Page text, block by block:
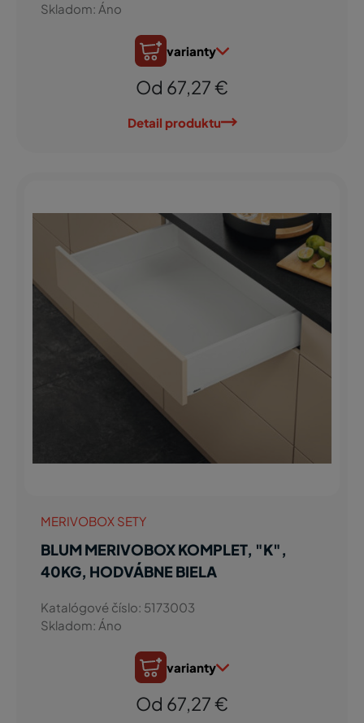
Skladom: Áno
varianty
Od 67,27 €
Detail produktu
MERIVOBOX SETY
BLUM MERIVOBOX KOMPLET, "K",
40KG, HODVÁBNE BIELA
Katalógové číslo: 5173003
Skladom: Áno
varianty
Od 67,27 €